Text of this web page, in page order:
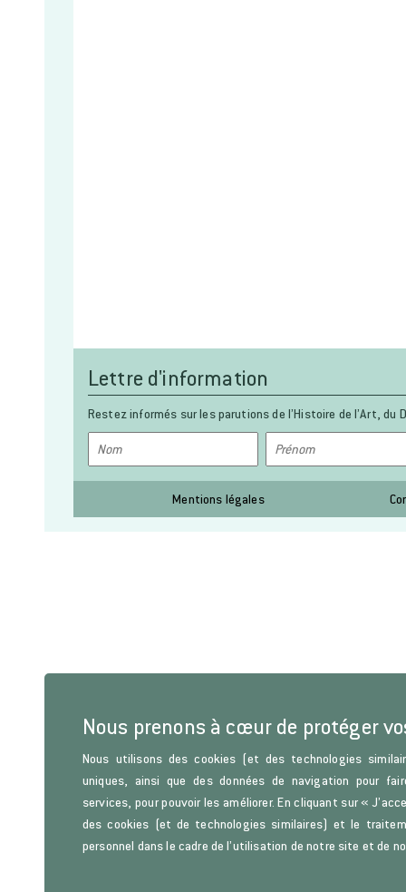
Lettre d'information
Restez informés sur les parutions de l’Histoire de l’Art, du
Mentions légales
Nous prenons à cœur de protéger
Nous utilisons des cookies (et des technologies
uniques, ainsi que des données de navigation pour
services, pour pouvoir les améliorer. En cliquant sur «
des cookies (et de technologies similaires) et le
personnel dans le cadre de l’utilisation de notre site et de